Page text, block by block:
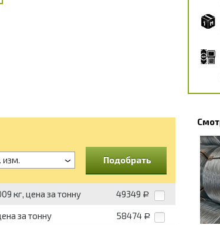
изм. Подобрать
кг, цена за тонну 49349 Р
за тонну 58474 Р